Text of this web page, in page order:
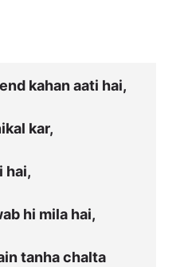
kahan aati hai,
kar,
hai,
hi mila hai,
tanha chalta